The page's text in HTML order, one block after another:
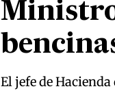
El jefe de